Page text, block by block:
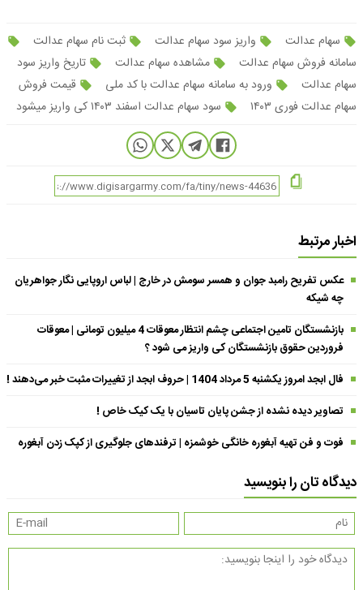
سهام عدالت واریز سود سهام عدالت
ثبت نام سهام عدالت
سامانه فروش سهام عدالت
مشاهده سهام عدالت
تاریخ واریز سود
سهام عدالت
ورود به سامانه سهام عدالت با کد ملی
قیمت فروش
سهام عدالت فوری ۱۴۰۳
سود سهام عدالت اسفند ۱۴۰۳ کی واریز میشود
اخبار مرتبط
عکس تفریح رامبد جوان و همسر سومش در خارج | لباس اروپایی نگار جواهریان
چه شیکه
بازنشستگان تامین اجتماعی چشم انتظار معوقات 4 میلیون تومانی | معوقات
فروردین حقوق بازنشستگان کی واریز می شود ؟
فال ابجد امروز یکشنبه 5 مرداد 1404 | حروف ابجد از تغییرات مثبت خبر می‌دهند !
تصاویر دیده نشده از جشن پایان تاسیان با یک کیک خاص !
فوت و فن تهیه آبغوره خانگی خوشمزه | ترفندهای جلوگیری از کپک زدن آبغوره
دیدگاه تان را بنویسید